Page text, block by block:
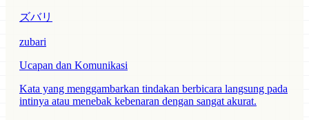
ズバリ
zubari
Ucapan dan Komunikasi
Kata yang menggambarkan tindakan berbicara langsung pada
intinya atau menebak kebenaran dengan sangat akurat.